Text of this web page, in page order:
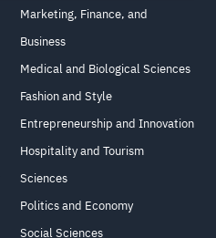
Marketing, Finance, and
Business
Medical and Biological Sciences
Fashion and Style
Entrepreneurship and Innovation
Hospitality and Tourism
Sciences
Politics and Economy
Social Sciences